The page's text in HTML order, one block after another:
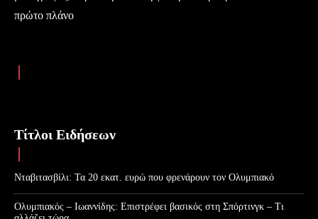
πρώτο πλάνο
Τίτλοι Ειδήσεων
Νταβιτασβίλι: Τα 20 εκατ. ευρώ που φρενάρουν τον Ολυμπιακό
Ολυμπιακός – Ιωαννίδης: Επιστρέφει βασικός στη Σπόρτινγκ – Τι